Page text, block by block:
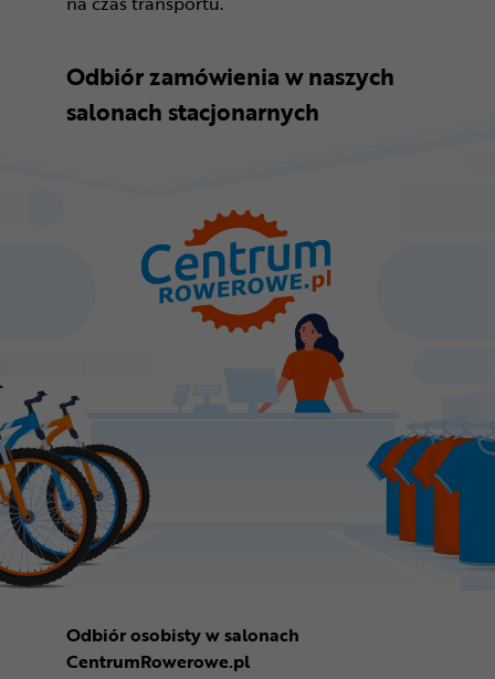
Odbiór zamówienia w naszych
salonach stacjonarnych
Odbiór osobisty w salonach
CentrumRowerowe.pl